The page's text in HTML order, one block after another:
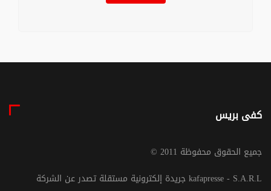
كفى بريس
© جميع الحقوق محفوظة 2011
جريدة إلكترونية مستقلة تصدر عن الشركة kafapresse - S.A.R.L